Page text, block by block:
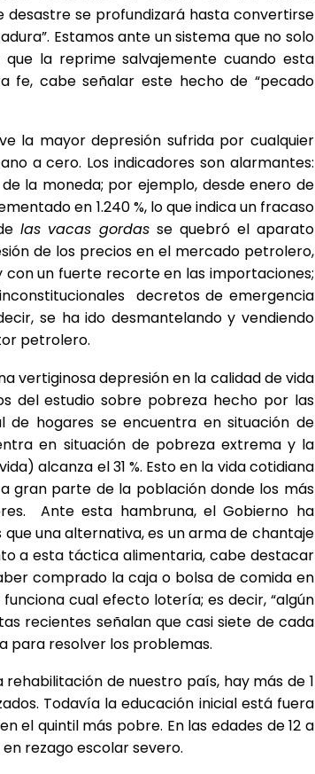
se profundizará hasta convertirse
Estamos ante un sistema que no solo
la reprime salvajemente cuando esta
fe, cabe señalar este hecho de “pecado
la mayor depresión sufrida por cualquier
a cero. Los indicadores son alarmantes:
la moneda; por ejemplo, desde enero de
en 1.240 %, lo que indica un fracaso
las vacas gordas se quebró el aparato
de los precios en el mercado petrolero,
un fuerte recorte en las importaciones;
decretos de emergencia
se ha ido desmantelando y vendiendo
petrolero.
vertiginosa depresión en la calidad de vida
del estudio sobre pobreza hecho por las
de hogares se encuentra en situación de
en situación de pobreza extrema y la
alcanza el 31 %. Esto en la vida cotidiana
gran parte de la población donde los más
Ante esta hambruna, el Gobierno ha
una alternativa, es un arma de chantaje
a esta táctica alimentaria, cabe destacar
comprado la caja o bolsa de comida en
cual efecto lotería; es decir, “algún
recientes señalan que casi siete de cada
para resolver los problemas.
de nuestro país, hay más de 1
Todavía la educación inicial está fuera
el quintil más pobre. En las edades de 12 a
en rezago escolar severo.